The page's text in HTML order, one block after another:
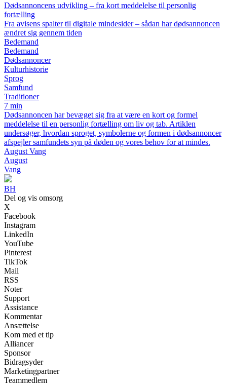
Dødsannoncens udvikling – fra kort meddelelse til personlig
fortælling
Fra avisens spalter til digitale mindesider – sådan har dødsannoncen
ændret sig gennem tiden
Bedemand
Bedemand
Dødsannoncer
Kulturhistorie
Sprog
Samfund
Traditioner
7 min
Dødsannoncen har bevæget sig fra at være en kort og formel
meddelelse til en personlig fortælling om liv og tab. Artiklen
undersøger, hvordan sproget, symbolerne og formen i dødsannoncer
afspejler samfundets syn på døden og vores behov for at mindes.
August Vang
August
Vang
BH
Del og vis omsorg
X
Facebook
Instagram
LinkedIn
YouTube
Pinterest
TikTok
Mail
RSS
Noter
Support
Assistance
Kommentar
Ansættelse
Kom med et tip
Alliancer
Sponsor
Bidragsyder
Marketingpartner
Teammedlem